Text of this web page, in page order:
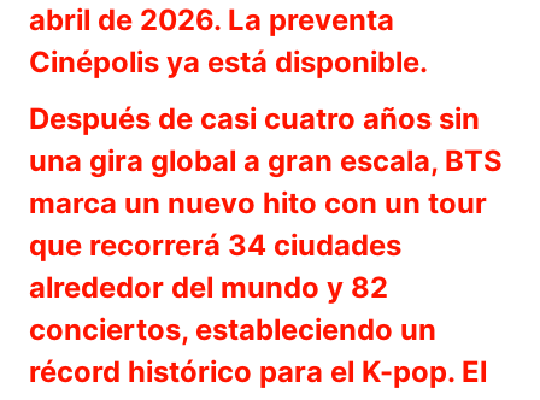
abril de 2026. La preventa
Cinépolis ya está disponible.
Después de casi cuatro años sin
una gira global a gran escala, BTS
marca un nuevo hito con un tour
que recorrerá 34 ciudades
alrededor del mundo y 82
conciertos, estableciendo un
récord histórico para el K-pop. El